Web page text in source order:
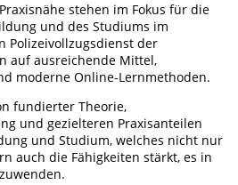
stehen im Fokus für die
und des Studiums im
Polizeivollzugsdienst der
auf ausreichende Mittel,
moderne Online-Lernmethoden.
fundierter Theorie,
und gezielteren Praxisanteilen
und Studium, welches nicht nur
auch die Fähigkeiten stärkt, es in